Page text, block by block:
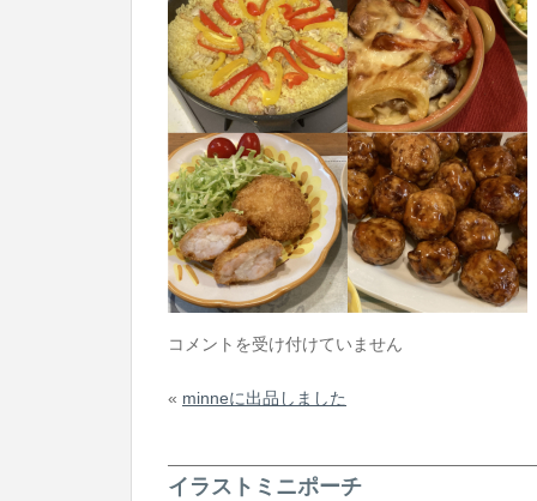
お
理
は
コメントを受け付けていません
« minneに出品しました
イラストミニポーチ